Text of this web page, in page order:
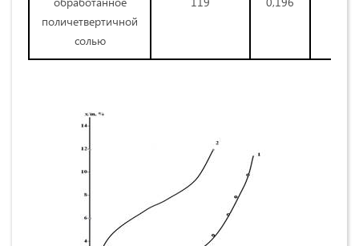
поличетвертичной
солью